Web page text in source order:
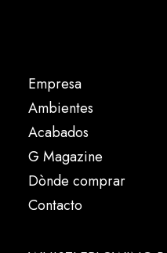
Empresa
Ambientes
Acabados
G Magazine
Dònde comprar
Contacto